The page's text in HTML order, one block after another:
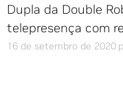
Dupla da Double
telepresença com
16 de setembro de 2020